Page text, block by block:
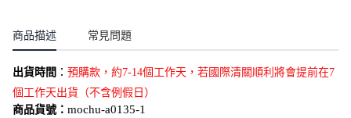
商品描述 常見問題
出貨時間 ： 預購款，約7-14個工作天，若國際清關順利將會提前在7
個工作天出貨（不含例假日）
商品貨號： mochu-a0135-1